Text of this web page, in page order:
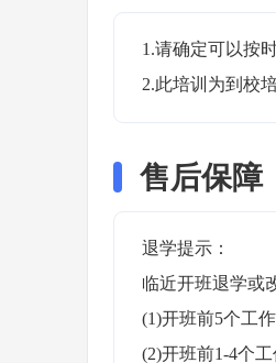
1.请确定可以按
2.此培训为到校
售后保障
退学提示：
临近开班退学或
(1)开班前5个工
(2)开班前1-4个